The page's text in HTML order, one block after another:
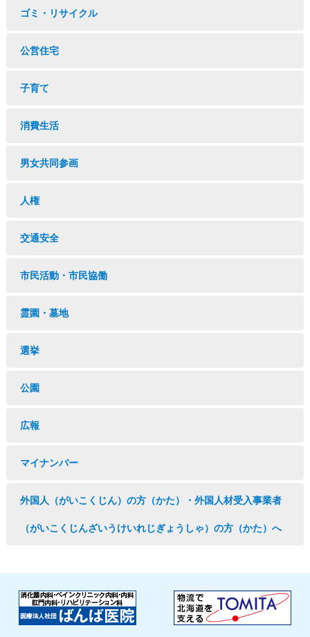
ゴミ・リサイクル
公営住宅
子育て
消費生活
男女共同参画
人権
交通安全
市民活動・市民協働
霊園・墓地
選挙
公園
広報
マイナンバー
外国人（がいこくじん）の方（かた）・外国人材受入事業者
（がいこくじんざいうけいれじぎょうしゃ）の方（かた）へ